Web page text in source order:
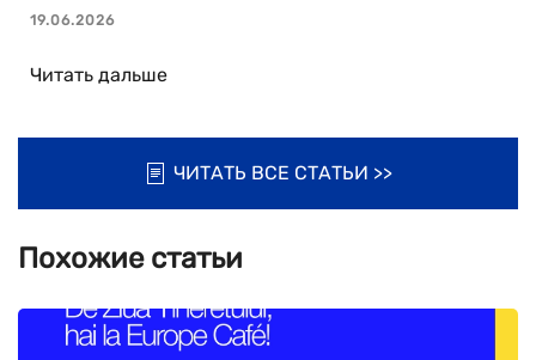
19.06.2026
Читать дальше
ЧИТАТЬ ВСЕ СТАТЬИ >>
Похожие статьи